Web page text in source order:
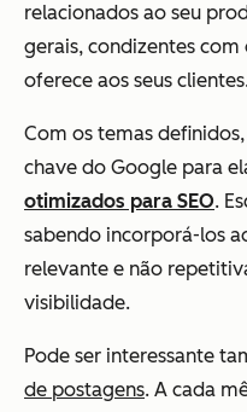
relacionados ao seu
gerais, condizentes
oferece aos seus
Com os temas definidos,
chave do Google para
otimizados para SEO.
sabendo incorporá-los
relevante e não
visibilidade.
Pode ser interessante
de postagens. A cada